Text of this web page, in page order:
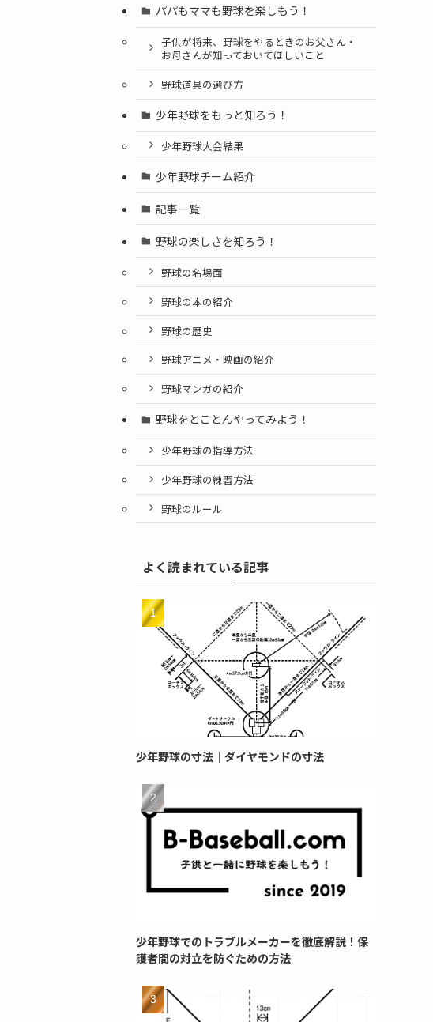
パパもママも野球を楽しもう！
子供が将来、野球をやるときのお父さん・
お母さんが知っておいてほしいこと
野球道具の選び方
少年野球をもっと知ろう！
少年野球大会結果
少年野球チーム紹介
記事一覧
野球の楽しさを知ろう！
野球の名場面
野球の本の紹介
野球の歴史
野球アニメ・映画の紹介
野球マンガの紹介
野球をとことんやってみよう！
少年野球の指導方法
少年野球の練習方法
野球のルール
よく読まれている記事
少年野球の寸法｜ダイヤモンドの寸法
少年野球でのトラブルメーカーを徹底解説！保
護者間の対立を防ぐための方法